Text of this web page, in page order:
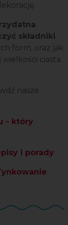
składniki
form, oraz jak
ciasta
nasze
- który
i porady